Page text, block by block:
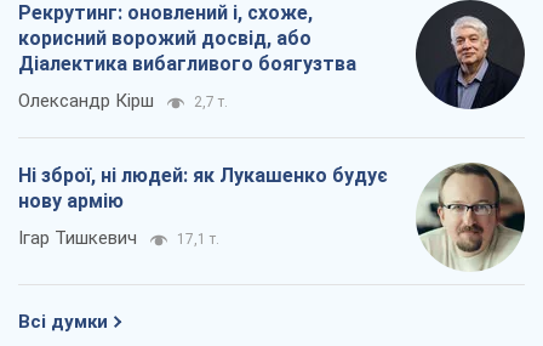
Рекрутинг: оновлений і, схоже,
корисний ворожий досвід, або
Діалектика вибагливого боягузтва
Олександр Кірш 2,7 т.
Ні зброї, ні людей: як Лукашенко будує
нову армію
Ігар Тишкевич 17,1 т.
Всі думки